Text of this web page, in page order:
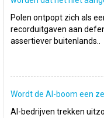
Polen ontpopt zich als
recorduitgaven aan
assertiever buitenlands..
Wordt de AI-boom een
AI-bedrijven trekken